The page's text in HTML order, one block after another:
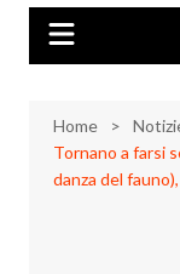
Home
Tornano a farsi
danza del